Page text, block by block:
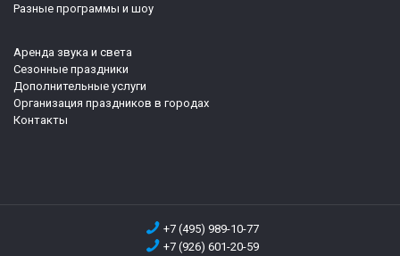
Разные программы и шоу
Аренда звука и света
Сезонные праздники
Дополнительные услуги
Организация праздников в городах
Контакты
+7 (495) 989-10-77
+7 (926) 601-20-59